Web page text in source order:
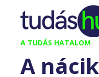
Kilépés
tartalomba
A TUDÁS HATALOM
A